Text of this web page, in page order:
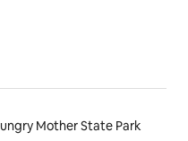
Mother State Park